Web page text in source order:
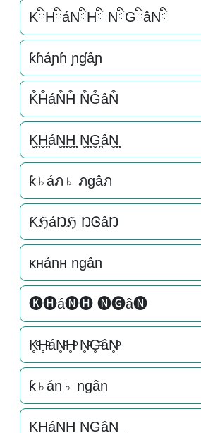
KིHིáNིHི NིGིâNི
ƙɦáɲɦ ɲɠâɲ
K͒H͒áN͒H͒ N͒G͒âN͒
K̬̤̯H̬̤̯áN̬̤̯H̬̤̯ N̬̤̯G̬̤̯âN̬̤̯
ƙ♄áภ♄ ภgâภ
ƘℌáŊℌ ŊᎶâŊ
ĸнánн ngân
🅚🅗á🅝🅗 🅝🅖â🅝
K̥ͦH̥ͦáN̥ͦH̥ͦ N̥ͦG̥ͦâN̥ͦ
ƙ♄án♄ ngân
K͟͟H͟͟áN͟͟H͟͟ N͟͟G͟͟âN͟͟